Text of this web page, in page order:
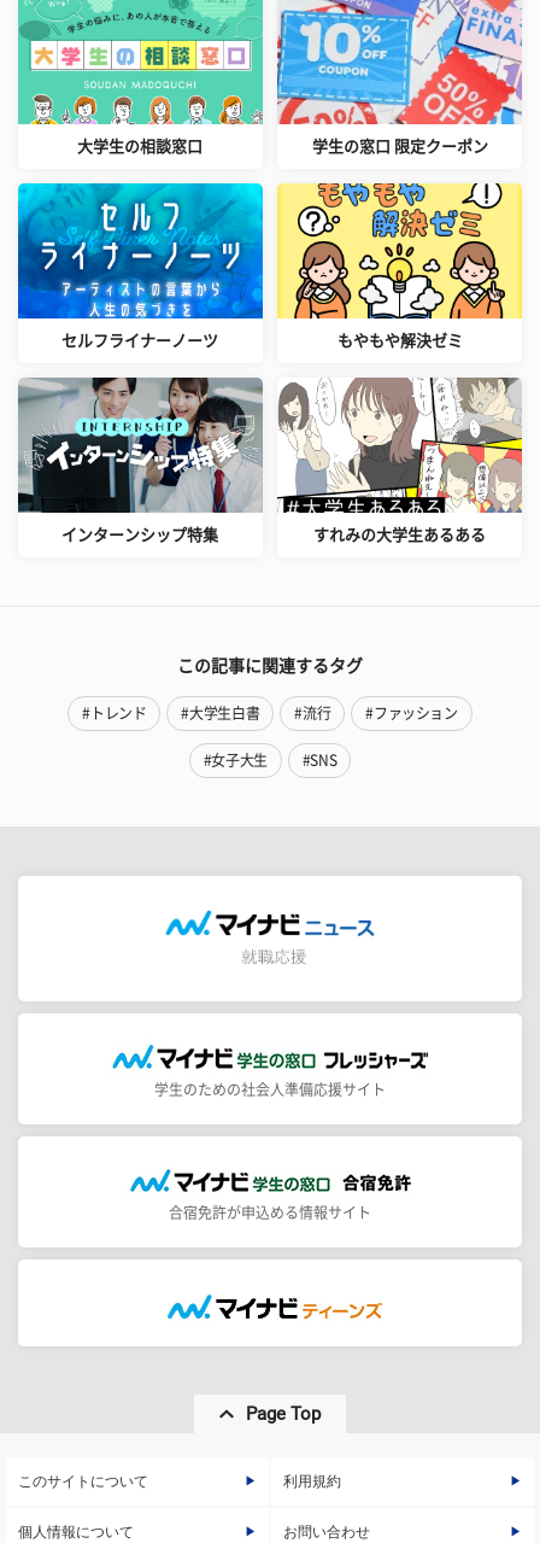
大学生の相談窓口 学生の窓口 限定クーポン
セルフライナーノーツ もやもや解決ゼミ
インターンシップ特集 すれみの大学生あるある
この記事に関連するタグ
#トレンド #大学生白書 #流行 #ファッション
#女子大生 #SNS
学生のための社会人準備応援サイト
合宿免許が申込める情報サイト
Page Top
このサイトについて 利用規約
個人情報について お問い合わせ